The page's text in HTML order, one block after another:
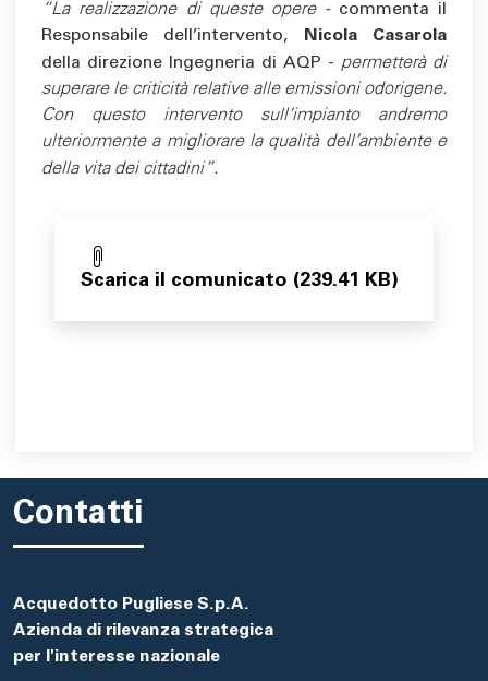
“La realizzazione di queste opere -commenta il
Responsabile dell’intervento,
Nicola Casarola
della direzione Ingegneria di AQP - permetterà di
superare le criticità relative alle emissioni odorigene.
Con questo intervento sull’impianto andremo
ulteriormente a migliorare la qualità dell’ambiente e
della vita dei cittadini”.
Scarica il comunicato (239.41 KB)
Contatti
Acquedotto Pugliese S.p.A.
Azienda di rilevanza strategica
per l'interesse nazionale